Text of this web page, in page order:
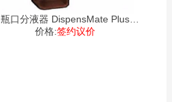
瓶口分液器 DispensMate Plus
73110
价格:签约议价